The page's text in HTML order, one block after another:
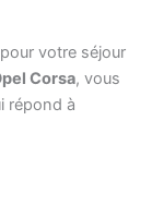
votre séjour
Corsa, vous
répond à